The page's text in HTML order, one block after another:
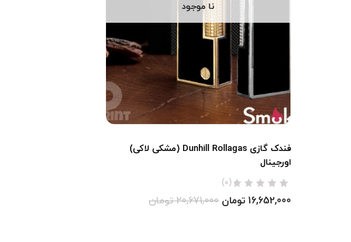
نا موجود
فندک گازی Dunhill Rollagas (مشکی لاکی)
اورجینال
(0)
16,652,000 تومان 20,671,000 تومان